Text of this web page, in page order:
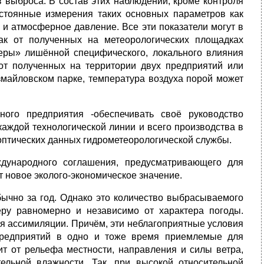
измерения таких основных параметров как
атмосферное давление. Все эти показатели могут в
от полученных на метеорологических площадках
лишённой специфического, локального влияния
полученных на территории двух предприятий или
парке, температура воздуха порой может
предприятия -обеспечивать своё руководство
технологической линии и всего производства в
данных гидрометеорологической службы.
соглашения, предусматривающего для
эколого-экономическое значение.
за год. Однако это количество выбрасываемого
равномерно и независимо от характера погоды.
Причём, эти неблагоприятные условия
в одно и тоже время приемлемые для
от рельефа местности, направления и силы ветра,